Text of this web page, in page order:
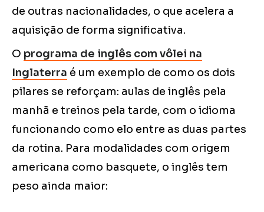
de outras nacionalidades, o que acelera a
aquisição de forma significativa.
O programa de inglês com vôlei na
Inglaterra é um exemplo de como os dois
pilares se reforçam: aulas de inglês pela
manhã e treinos pela tarde, com o idioma
funcionando como elo entre as duas partes
da rotina. Para modalidades com origem
americana como basquete, o inglês tem
peso ainda maior: